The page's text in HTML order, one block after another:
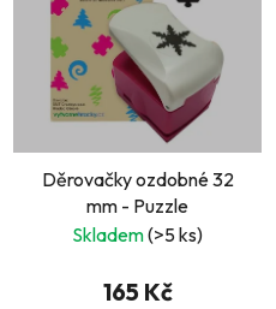
Děrovačky ozdobné 32
mm - Puzzle
Skladem(>5 ks)
165 Kč